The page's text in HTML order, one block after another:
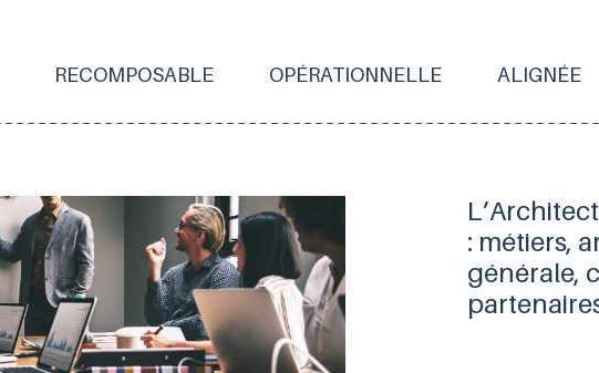
RECOMPOSABLE OPÉRATIONNELLE ALIGNÉE
: métiers,
générale,